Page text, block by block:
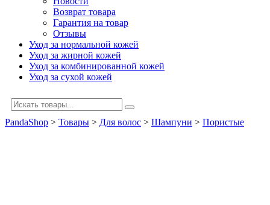
Возврат товара
Гарантия на товар
Отзывы
Уход за нормальной кожей
Уход за жирной кожей
Уход за комбинированной кожей
Уход за сухой кожей
PandaShop > Товары > Для волос > Шампуни > Пористые